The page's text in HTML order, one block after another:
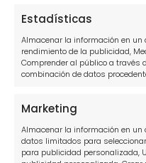
Estadísticas
Almacenar la información en un
rendimiento de la publicidad,
Comprender al público a través
combinación de datos
Marketing
Almacenar la información en
datos limitados para
para publicidad personalizada,
Abogados para tus
Abogados para
Abogados para
Abogados para tus
Abogados para